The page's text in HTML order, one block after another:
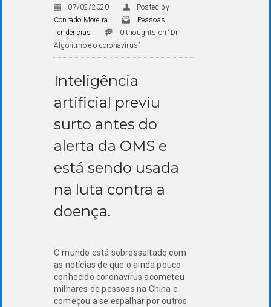
07/02/2020
Posted by
Conrado Moreira
Pessoas
Tendências
0 thoughts on “Dr.
Algoritmo e o coronavírus”
Inteligência
artificial previu
surto antes do
alerta da OMS e
está sendo usada
na luta contra a
doença.
O mundo está sobressaltado com
as notícias de que o ainda pouco
conhecido coronavírus acometeu
milhares de pessoas na China e
começou a se espalhar por outros